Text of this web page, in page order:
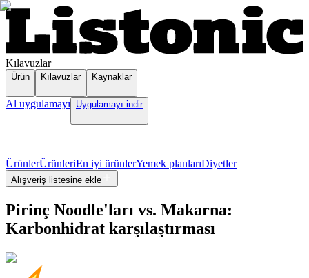
Kılavuzlar
Ürün Kılavuzlar Kaynaklar
Al uygulamayı Uygulamayı indir
ÜrünlerÜrünleriEn iyi ürünlerYemek planlarıDiyetler
Alışveriş listesine ekle
Pirinç Noodle'ları vs. Makarna:
Karbonhidrat karşılaştırması